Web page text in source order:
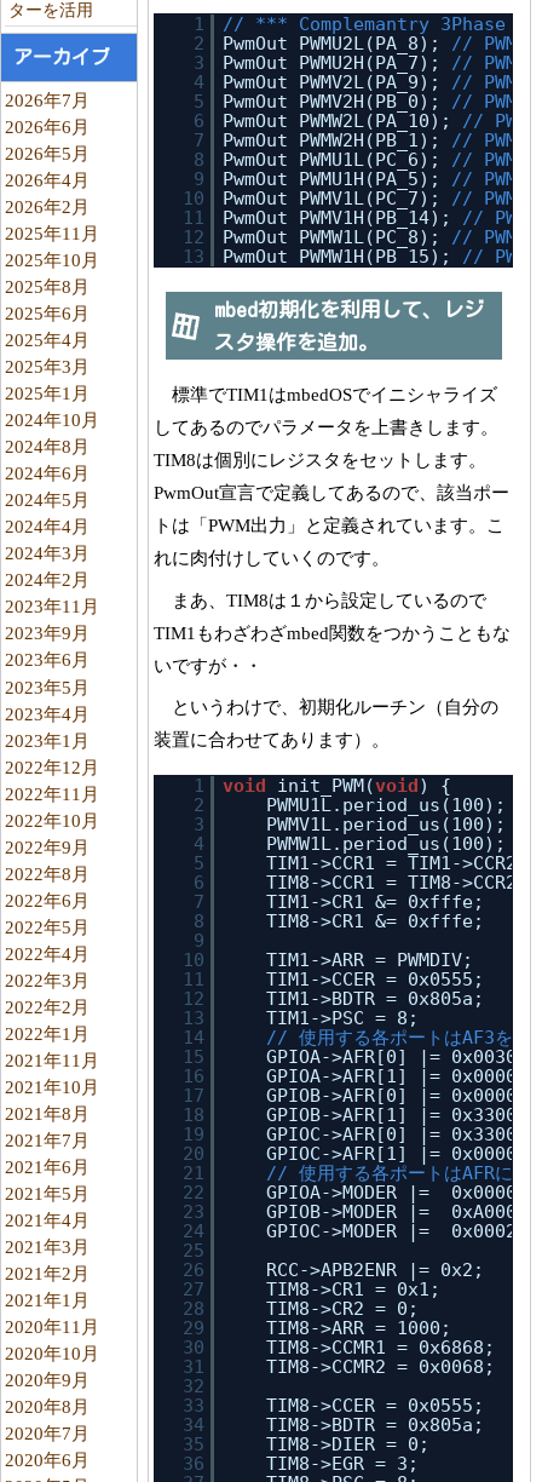
ターを活用
アーカイブ
2026年7月
2026年6月
2026年5月
2026年4月
2026年2月
2025年11月
2025年10月
2025年8月
2025年6月
2025年4月
2025年3月
2025年1月
2024年10月
2024年8月
2024年6月
2024年5月
2024年4月
2024年3月
2024年2月
2023年11月
2023年9月
2023年6月
2023年5月
2023年4月
2023年1月
2022年12月
2022年11月
2022年10月
2022年9月
2022年8月
2022年6月
2022年5月
2022年4月
2022年3月
2022年2月
2022年1月
2021年11月
2021年10月
2021年8月
2021年7月
2021年6月
2021年5月
2021年4月
2021年3月
2021年2月
2021年1月
2020年11月
2020年10月
2020年9月
2020年8月
2020年7月
2020年6月
1
// *** Complemantry 3Phase
2
PwmOut PWMU2L(PA_8); //
3
PwmOut PWMU2H(PA_7); //
4
PwmOut PWMV2L(PA_9); //
5
PwmOut PWMV2H(PB_0); //
6
PwmOut PWMW2L(PA_10); //
7
PwmOut PWMW2H(PB_1); //
8
PwmOut PWMU1L(PC_6); //
9
PwmOut PWMU1H(PA_5); //
10
PwmOut PWMV1L(PC_7); //
11
PwmOut PWMV1H(PB_14); //
12
PwmOut PWMW1L(PC_8); //
13
PwmOut PWMW1H(PB_15); //
mbed初期化を利用して、レジ
スタ操作を追加。
標準でTIM1はmbedOSでイニシャライズ
してあるのでパラメータを上書きします。
TIM8は個別にレジスタをセットします。
PwmOut宣言で定義してあるので、該当ポー
トは「PWM出力」と定義されています。こ
れに肉付けしていくのです。
まあ、TIM8は１から設定しているので
TIM1もわざわざmbed関数をつかうこともな
いですが・・
というわけで、初期化ルーチン（自分の
装置に合わせてあります）。
1 void init_PWM(void) {
2
3
4
5
TIM1->CCR1 = TIM1-
6
TIM8->CCR1 = TIM8-
7
TIM1->CR1 &= 0xfffe;
8
TIM8->CR1 &= 0xfffe;
9
10
TIM1->ARR =
11
TIM1->CCER =
12
TIM1->BDTR =
13
TIM1->PSC =
14
// 使用する各ポートはAF3を使
15
GPIOA->AFR[0] |=
16
GPIOA->AFR[1] |=
17
GPIOB->AFR[0] |=
18
GPIOB->AFR[1] |=
19
GPIOC->AFR[0] |=
20
GPIOC->AFR[1] |=
21
// 使用する各ポートはAFRにセ
22
GPIOA->MODER |=
23
GPIOB->MODER |=
24
GPIOC->MODER |=
25
26
RCC->APB2ENR |=
27
TIM8->CR1 =
28
TIM8->CR2 = 0;
29
TIM8->ARR =
30
TIM8->CCMR1 =
31
TIM8->CCMR2 =
32
33
TIM8->CCER =
34
TIM8->BDTR =
35
TIM8->DIER = 0;
36
TIM8->EGR = 3;